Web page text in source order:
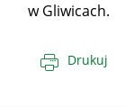
w Gliwicach.
Drukuj